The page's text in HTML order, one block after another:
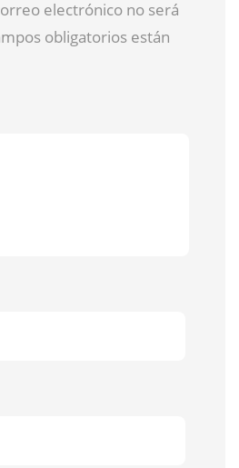
electrónico no será
obligatorios están